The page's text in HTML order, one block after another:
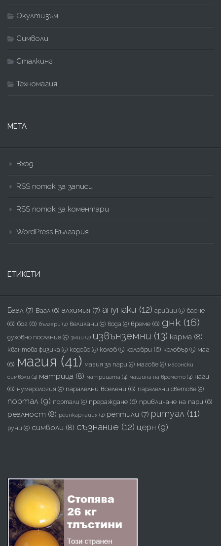
Окултизъм
Символи
Сталкинг
Техномагия
МЕТА
Вход
RSS поток за записи
RSS поток за коментари
WordPress България
ЕТИКЕТИ
Баал (7) Ваал (6) алхимия (7) анунаки (12) арийци (5) баене
(6) бог (6) българи (4) великани (5) вода (5) време (6) днк (16)
духовно послание (5) змии (4) извънземни (13) карма (8)
квантова физика (5) кодове (5) колоб (5) колобри (6) колобър (5) маг
(6) магия (41) магия за пари (5) магове (5) масонски
символи (4) матрица (8) матрицата (4) машина на времето (4) наги
(6) нумерология (5) паралелни вселени (6) паралелни светове (5)
портал (9) портали (5) прераждане (6) привличане на пари (6)
реалност (8) реинкарнация (4) рептили (7) ритуал (11)
руни (5) символи (8) съзнание (12) церн (9)